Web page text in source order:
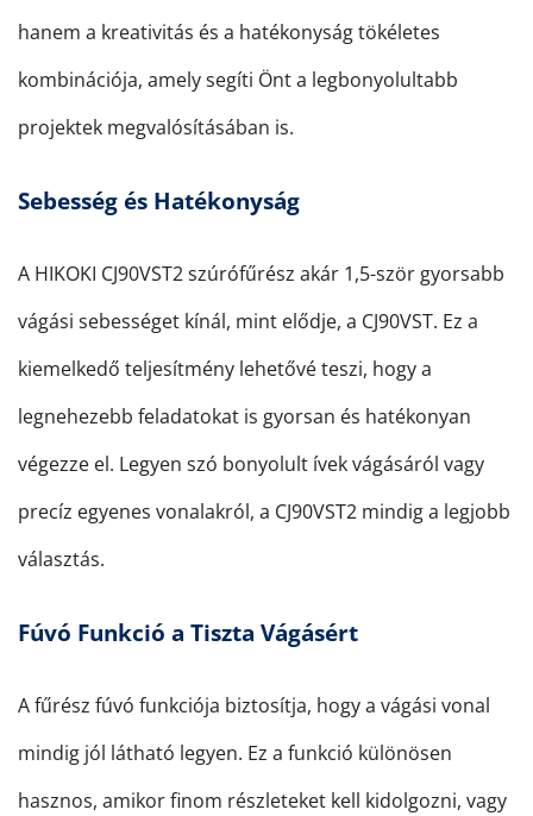
hanem a kreativitás és a hatékonyság tökéletes
kombinációja, amely segíti Önt a legbonyolultabb
projektek megvalósításában is.
Sebesség és Hatékonyság
A HIKOKI CJ90VST2 szúrófűrész akár 1,5-ször gyorsabb
vágási sebességet kínál, mint elődje, a CJ90VST. Ez a
kiemelkedő teljesítmény lehetővé teszi, hogy a
legnehezebb feladatokat is gyorsan és hatékonyan
végezze el. Legyen szó bonyolult ívek vágásáról vagy
precíz egyenes vonalakról, a CJ90VST2 mindig a legjobb
választás.
Fúvó Funkció a Tiszta Vágásért
A fűrész fúvó funkciója biztosítja, hogy a vágási vonal
mindig jól látható legyen. Ez a funkció különösen
hasznos, amikor finom részleteket kell kidolgozni, vagy